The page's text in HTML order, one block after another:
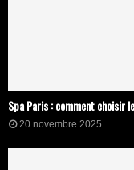
Spa Paris : comment choisir
20 novembre 2025